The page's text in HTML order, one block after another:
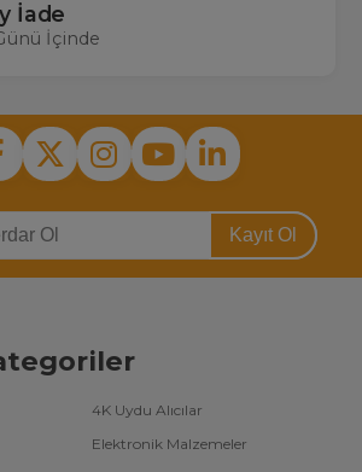
İade
İçinde
Kayıt Ol
4K Uydu Alıcılar
Elektronik Malzemeler